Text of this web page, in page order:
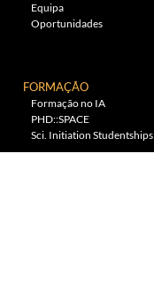
Equipa
Oportunidades
FORMAÇÃO
Formação no IA
PHD::SPACE
Sci. Initiation Studentships